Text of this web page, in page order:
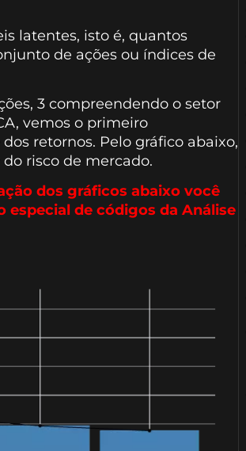
latentes, isto é, quantos
de ações ou índices de
3 compreendendo o setor
vemos o primeiro
retornos. Pelo gráfico abaixo,
risco de mercado.
dos gráficos abaixo você
especial de códigos da Análise